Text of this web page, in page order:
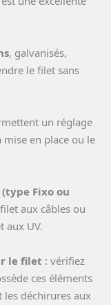
, galvanisés,
le filet sans
un réglage
en place ou le
Fixo ou
aux câbles ou
aux UV.
le filet : vérifiez
ces éléments
déchirures aux